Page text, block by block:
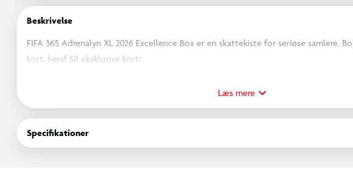
Beskrivelse
FIFA 365 Adrenalyn XL 2026 Excellence Box er en skattekiste for seriøse samlere.
kort, heraf 58 eksklusive kort:
- 5 eksklusive Excellence-kort
- 5 eksklusive XXL Excellence-kort
- 4 Panini FIFA 365 Adrenalyn XL 2026 boosters (hver med 6 kort).
Læs mere
Specifikationer